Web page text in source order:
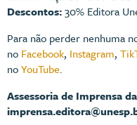
Descontos:30% Editora
Para não perder nenhuma
no Facebook, Instagram,
noYouTube.
Assessoria de Imprensa